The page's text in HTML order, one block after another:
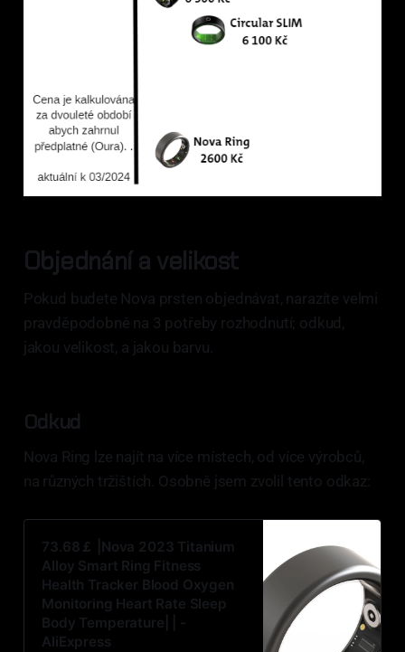
Objednání a velikost
Pokud budete Nova prsten objednávat, narazíte velmi
pravděpodobně na 3 potřeby rozhodnutí; odkud,
jakou velikost, a jakou barvu.
Odkud
Nova Ring lze najít na více místech, od více výrobců,
na různých tržištích. Osobně jsem zvolil tento odkaz:
73.68￡ |Nova 2023 Titanium
Alloy Smart Ring Fitness
Health Tracker Blood Oxygen
Monitoring Heart Rate Sleep
Body Temperature| | -
AliExpress